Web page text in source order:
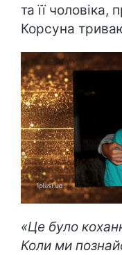
та її
Корсуна
«Це було
Коли ми